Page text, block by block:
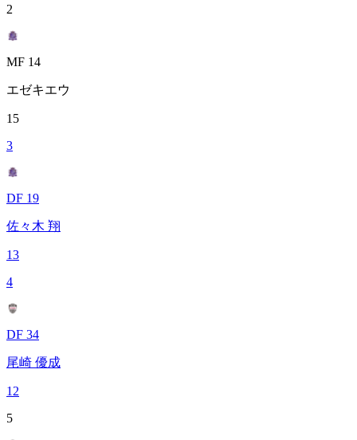
2
MF 14
エゼキエウ
15
3
DF 19
佐々木 翔
13
4
DF 34
尾崎 優成
12
5